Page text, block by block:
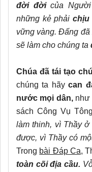
đời đờicủa Người
những kẻ phảichịu
vững vàng. Đấng
sẽ làm cho chúng ta
Chúa đã tái tạo
chúng ta hãycan
nước mọi dân,như
sách Công Vụ
làm thinh, vì Thầy
được, vì Thầy có
Trong bài Đáp Ca,
toàn cõi địa cầu.